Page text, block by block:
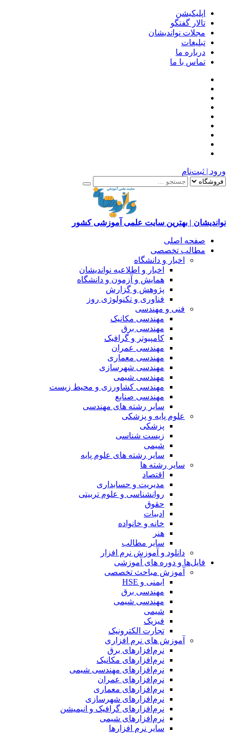
اپلیکیشن
تالار گفتگو
مجلات نواندیشان
تبلیغات
درباره ما
تماس با ما
ورود | ثبت‌نام
نواندیشان | بهترین سایت علمی آموزشی کشور
صفحه اصلی
مطالب تخصصی
اخبار و دانشگاه
اخبار و اطلاعیه نواندیشان
همایش و آزمون و دانشگاه
پژوهش و گزارش
فناوری و تکنولوژی روز
فنی و مهندسی
مهندسی مکانیک
مهندسی برق
کامپیوتر و گرافیک
مهندسی عمران
مهندسی معماری
مهندسی شهرسازی
مهندسی شیمی
مهندسی کشاورزی و محیط زیست
مهندسی صنایع
سایر رشته های مهندسی
علوم پایه و پزشکی
پزشکی
زیست شناسی
شیمی
سایر رشته های علوم پایه
سایر رشته ها
اقتصاد
مدیریت و حسابداری
روانشناسی و علوم تربیتی
حقوق
ادبیات
خانه و خانواده
هنر
سایر مطالب
دانلود و آموزش نرم افزار
فایل‌ها و دوره های آموزشی
آموزش مباحث تخصصی
ایمنی و HSE
مهندسی برق
مهندسی شیمی
شیمی
فیزیک
تجارت الکترونیک
آموزش های نرم افزاری
نرم‌افزارهای برق
نرم‌افزارهای مکانیک
نرم‌افزارهای مهندسی شیمی
نرم‌افزارهای عمران
نرم‌افزارهای معماری
نرم‌افزارهای شهرسازی
نرم‌افزارهای گرافیک و انیمیشن
نرم‌افزارهای شیمی
سایر نرم افزارها